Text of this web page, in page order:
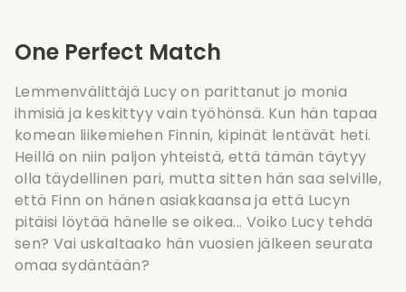
One Perfect Match
Lemmenvälittäjä Lucy on parittanut jo monia
ihmisiä ja keskittyy vain työhönsä. Kun hän tapaa
komean liikemiehen Finnin, kipinät lentävät heti.
Heillä on niin paljon yhteistä, että tämän täytyy
olla täydellinen pari, mutta sitten hän saa selville,
että Finn on hänen asiakkaansa ja että Lucyn
pitäisi löytää hänelle se oikea... Voiko Lucy tehdä
sen? Vai uskaltaako hän vuosien jälkeen seurata
omaa sydäntään?